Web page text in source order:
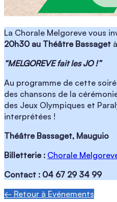
La Chorale Melgoreve vous
20h30 au Théâtre Bassaget
“MELGOREVE fait les JO !”
Au programme de cette
des chansons de la
des Jeux Olympiques et
interprétées !
Théâtre Bassaget, Mauguio
Billetterie : Chorale
Contact : 04 67 29 34 99
← Retour à Evénements